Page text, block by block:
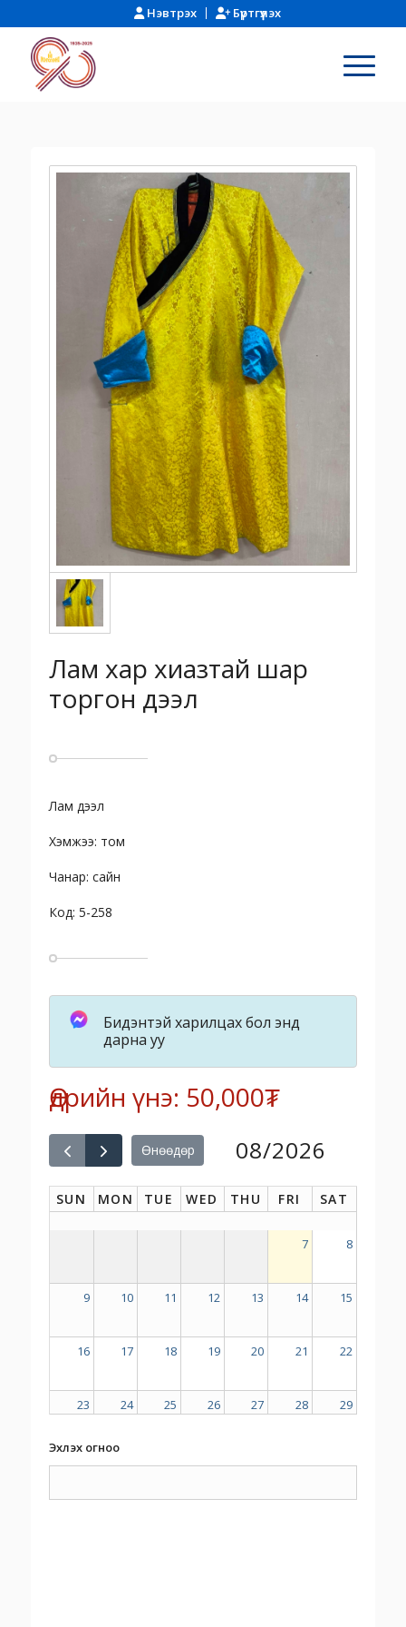
Нэвтрэх Бүртгүүлэх
Лам хар хиазтай шар
торгон дээл
Лам дээл
Хэмжээ: том
Чанар: сайн
Код: 5-258
Бидэнтэй харилцах бол энд
дарна уу
Өдрийн үнэ: 50,000₮
Өнөөдөр 08/2026
SUN MON TUE WED THU FRI SAT
7 8
9 10 11 12 13 14 15
16 17 18 19 20 21 22
23 24 25 26 27 28 29
Эхлэх огноо